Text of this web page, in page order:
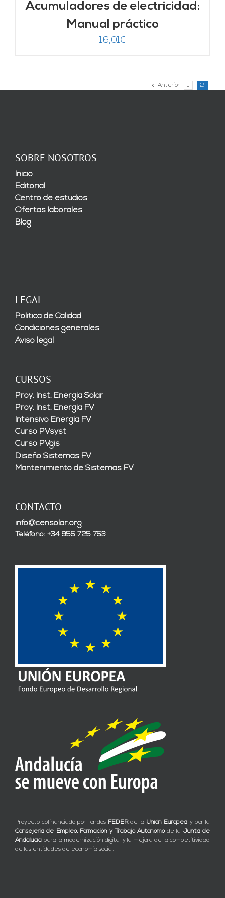
Acumuladores de electricidad:
Manual práctico
16,01€
Anterior 1 2
SOBRE NOSOTROS
Inicio
Editorial
Centro de estudios
Ofertas laborales
Blog
LEGAL
Política de Calidad
Condiciones generales
Aviso legal
CURSOS
Proy. Inst. Energía Solar
Proy. Inst. Energía FV
Intensivo Energía FV
Curso PVsyst
Curso PVgis
Diseño Sistemas FV
Mantenimiento de Sistemas FV
CONTACTO
info@censolar.org
Teléfono: +34 955 725 753
Proyecto cofinanciado por fondos FEDERde la Unión Europea y por la
Consejería de Empleo, Formación y Trabajo Autónomode la Junta de
Andalucía para la modernización digital y la mejora de la competitividad
de las entidades de economía social.